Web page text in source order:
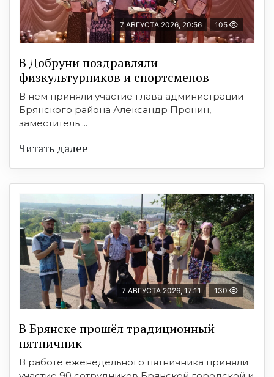
7 АВГУСТА 2026, 20:56 105
В Добруни поздравляли
физкультурников и спортсменов
В нём приняли участие глава администрации
Брянского района Александр Пронин,
заместитель ...
Читать далее
7 АВГУСТА 2026, 17:11 130
В Брянске прошёл традиционный
пятничник
В работе еженедельного пятничника приняли